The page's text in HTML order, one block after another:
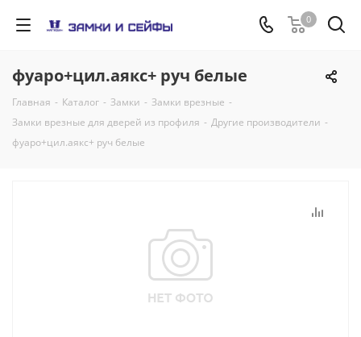
0
фуаро+цил.аякс+ руч белые
Главная - Каталог - Замки - Замки врезные -
Замки врезные для дверей из профиля - Другие производители -
фуаро+цил.аякс+ руч белые